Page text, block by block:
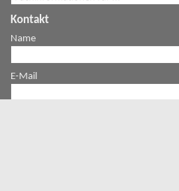
Kontakt
Name
E-Mail